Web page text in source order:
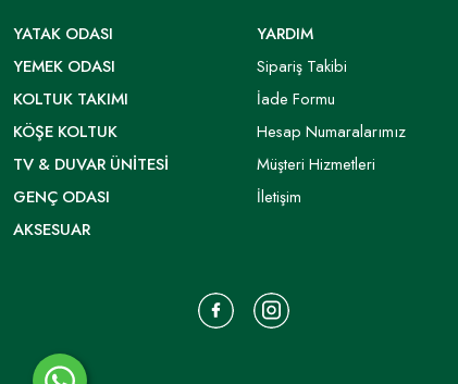
YATAK ODASI
YEMEK ODASI
KOLTUK TAKIMI
KÖŞE KOLTUK
TV & DUVAR ÜNITESI
GENÇ ODASI
AKSESUAR
YARDIM
Sipariş Takibi
İade Formu
Hesap Numaralarımız
Müşteri Hizmetleri
İletişim